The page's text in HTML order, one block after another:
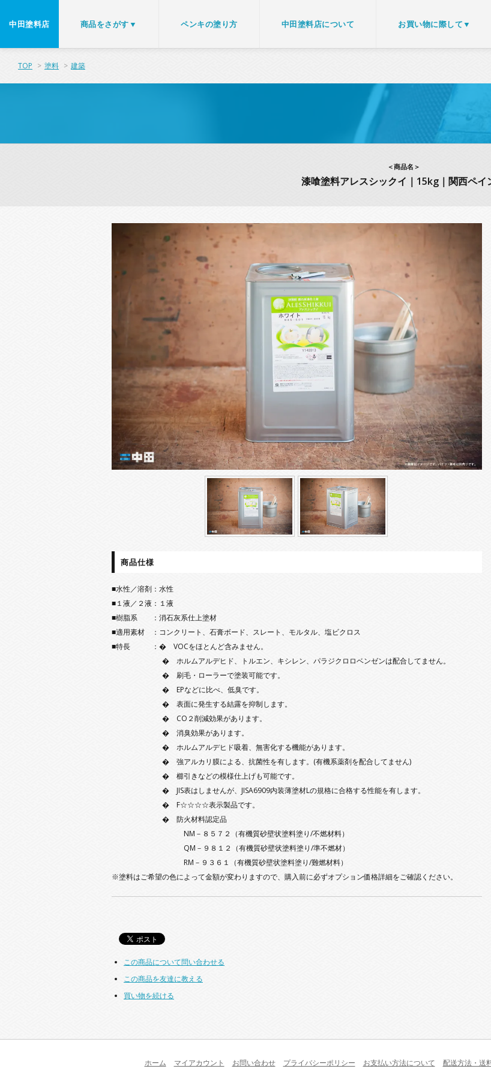
中田塗料店 商品をさがす▼ ペンキの塗り方 中田塗料店について お買い物に際して▼
TOP > 塗料 > 建築
＜商品名＞
漆喰塗料アレスシックイ｜15kg｜関西ペイ
商品仕様
■水性／溶剤：水性
■１液／２液：１液
■樹脂系 ：消石灰系仕上塗材
■適用素材 ：コンクリート、石膏ボード、スレート、モルタル、塩ビクロス
■特長 ：� VOCをほとんど含みません。
� ホルムアルデヒド、トルエン、キシレン、パラジクロロベンゼンは配合してません。
� 刷毛・ローラーで塗装可能です。
� EPなどに比べ、低臭です。
� 表面に発生する結露を抑制します。
� CO２削減効果があります。
� 消臭効果があります。
� ホルムアルデヒド吸着、無害化する機能があります。
� 強アルカリ膜による、抗菌性を有します。(有機系薬剤を配合してません)
� 櫛引きなどの模様仕上げも可能です。
� JIS表はしませんが、JISA6909内装薄塗材Lの規格に合格する性能を有します。
� F☆☆☆☆表示製品です。
� 防火材料認定品
NM－８５７２（有機質砂壁状塗料塗り/不燃材料）
QM－９８１２（有機質砂壁状塗料塗り/準不燃材）
RM－９３６１（有機質砂壁状塗料塗り/難燃材料）
※塗料はご希望の色によって金額が変わりますので、購入前に必ずオプション価格詳細をご確認ください。
この商品について問い合わせる
この商品を友達に教える
買い物を続ける
ホーム マイアカウント お問い合わせ プライバシーポリシー お支払い方法について 配送方法・送